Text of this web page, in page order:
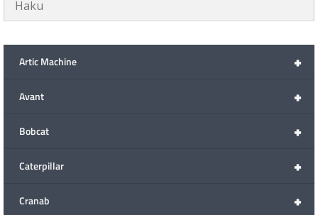
+
Artic Machine
+
Avant
+
Bobcat
+
Caterpillar
+
Cranab